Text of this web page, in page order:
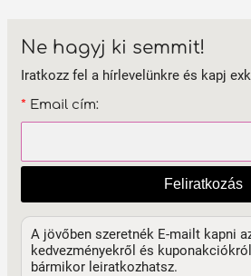
Ne hagyj ki semmit!
Iratkozz fel a hírlevelünkre és kapj
* Email cím:
Feliratkozás
A jövőben szeretnék E-mailt kapni
kedvezményekről és
bármikor leiratkozhatsz.